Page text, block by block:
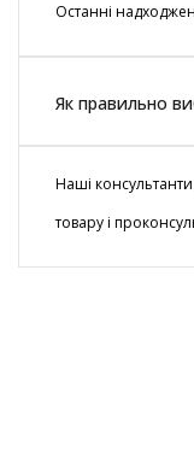
Останні
Як правильно
Наші
товару і